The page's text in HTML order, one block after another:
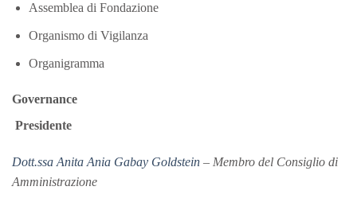
Assemblea di Fondazione
Organismo di Vigilanza
Organigramma
Governance
Presidente
Dott.ssa Anita Ania Gabay Goldstein – Membro del Consiglio di
Amministrazione